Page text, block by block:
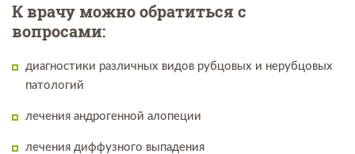
К врачу можно обратиться с
вопросами:
диагностики различных видов рубцовых и нерубцовых
патологий
лечения андрогенной алопеции
лечения диффузного выпадения